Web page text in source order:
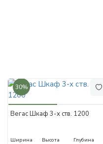
30%
Вегас Шкаф 3-х ств. 1200
Ширина Высота Глубина